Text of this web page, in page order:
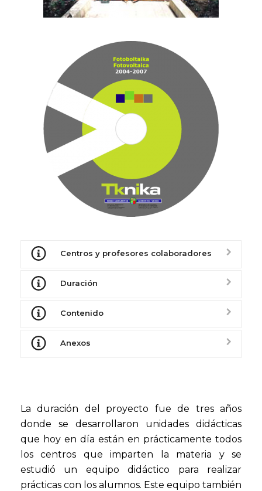
Centros y profesores colaboradores
Duración
Contenido
Anexos
La duración del proyecto fue de tres años
donde se desarrollaron unidades didácticas
que hoy en día están en prácticamente todos
los centros que imparten la materia y se
estudió un equipo didáctico para realizar
prácticas con los alumnos. Este equipo también